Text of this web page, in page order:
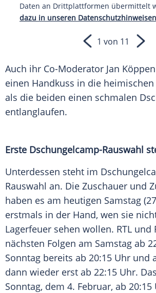
Daten an Drittplattformen übermittelt
dazu in unseren
1 von 11
Auch ihr Co-Moderator Jan Köppen
einen Handkuss in die heimischen
als die beiden einen schmalen
entlanglaufen.
Erste Dschungelcamp-Rauswahl
Unterdessen steht im
Rauswahl an. Die Zuschauer und
haben es am heutigen Samstag
erstmals in der Hand, wen sie
Lagerfeuer sehen wollen. RTL und
nächsten Folgen am Samstag ab
Sonntag bereits ab 20:15 Uhr und
dann wieder erst ab 22:15 Uhr. Das
Sonntag, dem 4. Februar, ab 20:15